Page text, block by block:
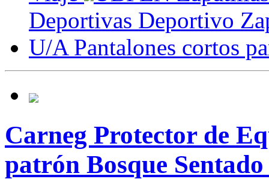
Deportivas Deportivo
U/A Pantalones cortos
Carneg Protector de
patrón Bosque